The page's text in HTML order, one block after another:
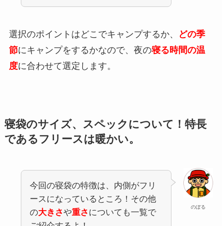
選択のポイントはどこでキャンプするか、
どの季
節にキャンプをするかなので、夜の寝る時間の温
度に合わせて選定します。
寝袋のサイズ、スペックについて！特長
であるフリースは暖かい。
のぼる
今回の寝袋の特徴は、内側がフリ
ースになっているところ！その他
の大きさや重さについても一覧で